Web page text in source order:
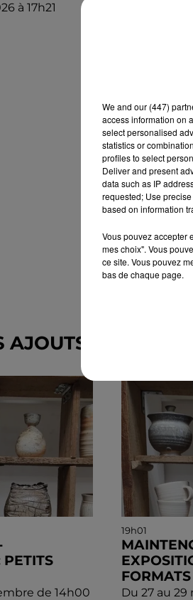
à 17h21
AJOUTS DANS
PETITS
de 14h00
19h01
FORMATS
Du 27 au
We and our (447)
access information on
select personalised
statistics or
profiles to select
Deliver and present
data such as IP
requested; Use
based on information
Vous pouvez accepter
mes choix". Vous
ce site. Vous pouvez
bas de chaque page.